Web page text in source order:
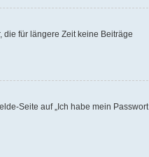
die für längere Zeit keine Beiträge
Seite auf „Ich habe mein Passwort